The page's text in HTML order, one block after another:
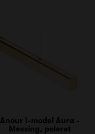
Anour I-model Aura -
Messing, poleret